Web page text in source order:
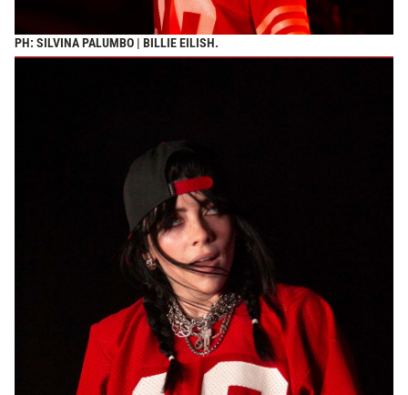
PH: SILVINA PALUMBO | BILLIE EILISH.